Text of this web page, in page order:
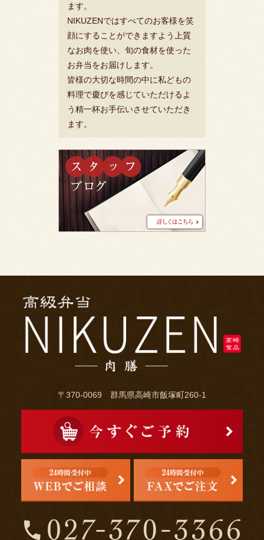
ます。
NIKUZENではすべてのお客様を笑
顔にすることができますよう上質
なお肉を使い、旬の食材を使った
お弁当をお届けします。
皆様の大切な時間の中に私どもの
料理で慶びを感じていただけるよ
う精一杯お手伝いさせていただき
ます。
ス
タ
ッ
ロ
グ
〒370-0069 群馬県高崎市飯塚町260-1